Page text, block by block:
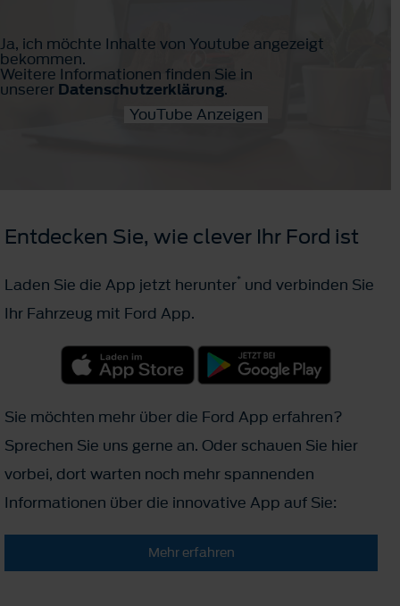
Ja, ich möchte Inhalte von Youtube angezeigt
bekommen.
Weitere Informationen finden Sie in
unserer Datenschutzerklärung.
YouTube Anzeigen
Entdecken Sie, wie clever Ihr Ford ist
Laden Sie die App jetzt herunter* und verbinden Sie
Ihr Fahrzeug mit Ford App.
Sie möchten mehr über die Ford App erfahren?
Sprechen Sie uns gerne an. Oder schauen Sie hier
vorbei, dort warten noch mehr spannenden
Informationen über die innovative App auf Sie:
Mehr erfahren